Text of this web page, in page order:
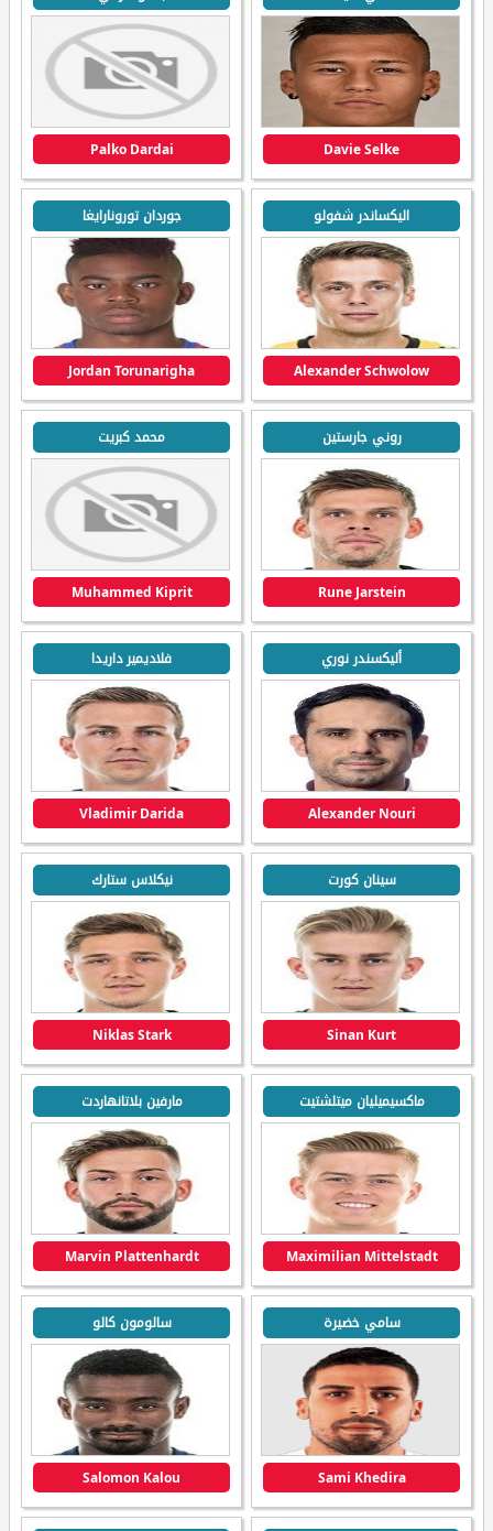
Davie Selke
Palko Dardai
اليكساندر شفولو
Alexander Schwolow
جوردان تورونارايغا
Jordan Torunarigha
روني جارستين
Rune Jarstein
محمد كبريت
Muhammed Kiprit
أليكسندر نوري
Alexander Nouri
فلاديمير داريدا
Vladimir Darida
سينان كورت
Sinan Kurt
نيكلاس ستارك
Niklas Stark
ماكسيميليان ميتلشتيت
Maximilian Mittelstadt
مارفين بلاتانهاردت
Marvin Plattenhardt
سامي خضيرة
Sami Khedira
سالومون كالو
Salomon Kalou